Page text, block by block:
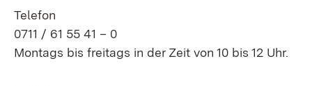
Telefon
0711 / 61 55 41 – 0
Montags bis freitags in der Zeit von 10 bis 12 Uhr.